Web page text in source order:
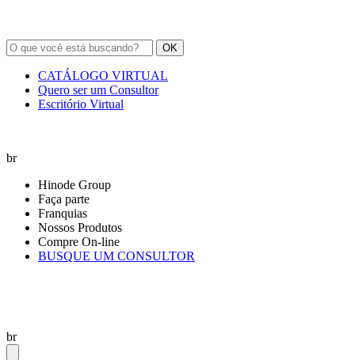
OK
CATÁLOGO VIRTUAL
Quero ser um Consultor
Escritório Virtual
br
Hinode Group
Faça parte
Franquias
Nossos Produtos
Compre On-line
BUSQUE UM CONSULTOR
br